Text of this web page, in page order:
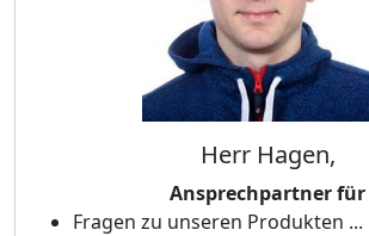
Herr Hagen,
Ansprechpartner für
Fragen zu unseren Produkten ...